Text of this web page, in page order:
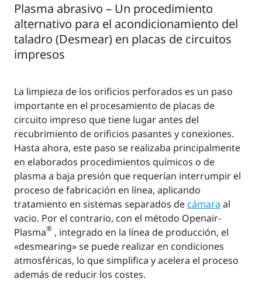
Plasma abrasivo – Un procedimiento
alternativo para el acondicionamiento del
taladro (Desmear) en placas de circuitos
impresos
La limpieza de los orificios perforados es un paso
importante en el procesamiento de placas de
circuito impreso que tiene lugar antes del
recubrimiento de orificios pasantes y conexiones.
Hasta ahora, este paso se realizaba principalmente
en elaborados procedimientos químicos o de
plasma a baja presión que requerían interrumpir el
proceso de fabricación en línea, aplicando
tratamiento en sistemas separados decámara al
vacio. Por el contrario, con el método Openair-
Plasma® , integrado en la línea de producción, el
«desmearing» se puede realizar en condiciones
atmosféricas, lo que simplifica y acelera el proceso
además de reducir los costes.